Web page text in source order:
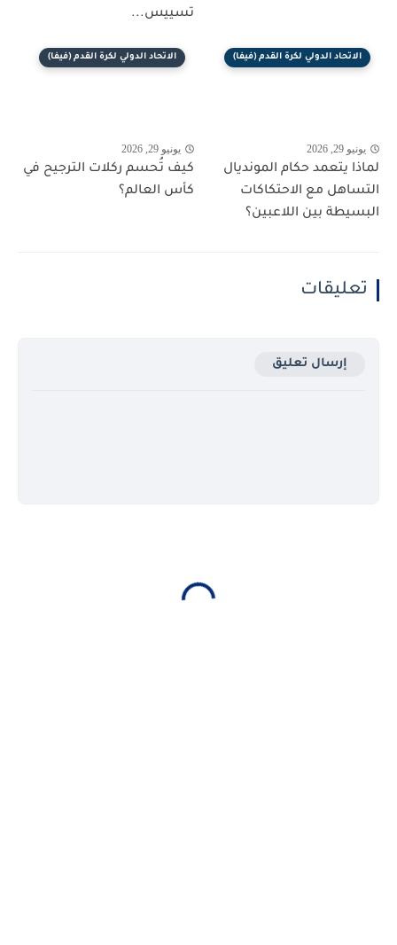
تسييس...
الاتحاد الدولي لكرة القدم (فيفا)
يونيو 29, 2026
لماذا يتعمد حكام المونديال
التساهل مع الاحتكاكات
البسيطة بين اللاعبين؟
الاتحاد الدولي لكرة القدم (فيفا)
يونيو 29, 2026
كيف تُحسم ركلات الترجيح في
كأس العالم؟
تعليقات
إرسال تعليق